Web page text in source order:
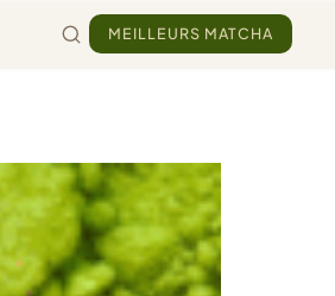
MEILLEURS MATCHA